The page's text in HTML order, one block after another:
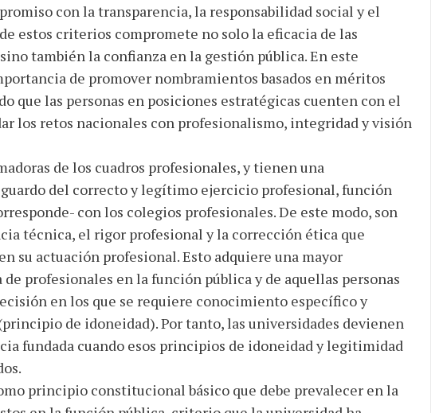
con la transparencia, la responsabilidad social y el
estos criterios compromete no solo la eficacia de las
también la confianza en la gestión pública. En este
de promover nombramientos basados en méritos
que las personas en posiciones estratégicas cuenten con el
los retos nacionales con profesionalismo, integridad y visión
de los cuadros profesionales, y tienen una
del correcto y legítimo ejercicio profesional, función
con los colegios profesionales. De este modo, son
técnica, el rigor profesional y la corrección ética que
su actuación profesional. Esto adquiere una mayor
profesionales en la función pública y de aquellas personas
en los que se requiere conocimiento específico y
de idoneidad). Por tanto, las universidades devienen
fundada cuando esos principios de idoneidad y legitimidad
principio constitucional básico que debe prevalecer en la